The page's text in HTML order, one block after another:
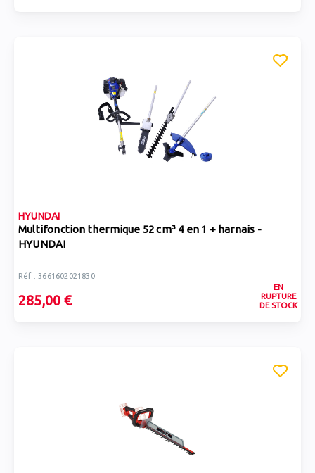
HYUNDAI
Multifonction thermique 52 cm³ 4 en 1 + harnais -
HYUNDAI
Réf : 3661602021830
285,00 €
EN
RUPTURE
DE STOCK